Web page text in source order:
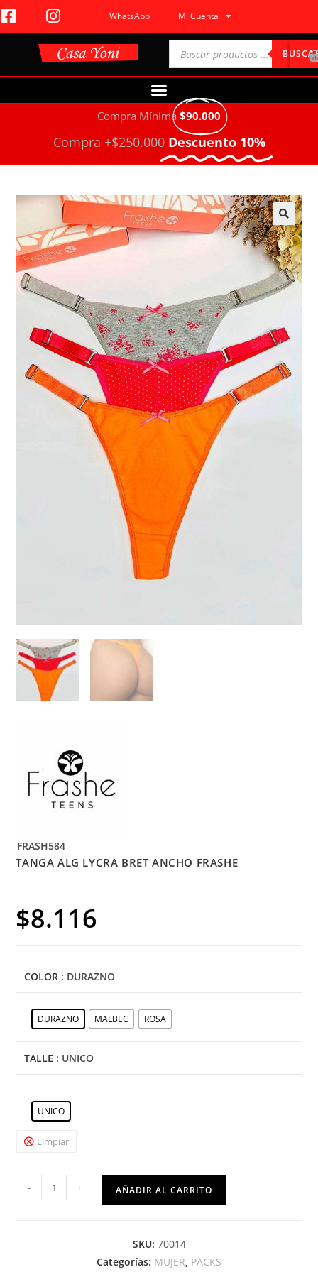
WhatsApp Mi Cuenta
Compra Mínima $90.000
Compra +$250.000 Descuento 10%
🔍
FRASH584
TANGA ALG LYCRA BRET ANCHO FRASHE
$8.116
COLOR : DURAZNO
DURAZNO MALBEC ROSA
TALLE : UNICO
UNICO
Limpiar
- + AÑADIR AL CARRITO
SKU: 70014
Categorías: MUJER, PACKS